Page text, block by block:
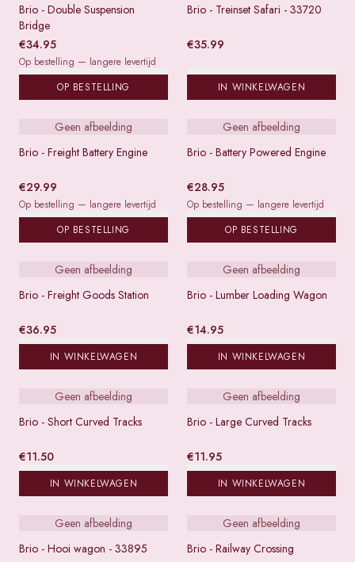
Brio - Double Suspension
Bridge
€34.95
Op bestelling — langere levertijd
OP BESTELLING
Brio - Treinset Safari - 33720
€35.99
IN WINKELWAGEN
Geen afbeelding
Brio - Freight Battery Engine
€29.99
Op bestelling — langere levertijd
OP BESTELLING
Geen afbeelding
Brio - Battery Powered Engine
€28.95
Op bestelling — langere levertijd
OP BESTELLING
Geen afbeelding
Brio - Freight Goods Station
€36.95
IN WINKELWAGEN
Geen afbeelding
Brio - Lumber Loading Wagon
€14.95
IN WINKELWAGEN
Geen afbeelding
Brio - Short Curved Tracks
€11.50
IN WINKELWAGEN
Geen afbeelding
Brio - Large Curved Tracks
€11.95
IN WINKELWAGEN
Geen afbeelding
Brio - Hooi wagon - 33895
Geen afbeelding
Brio - Railway Crossing